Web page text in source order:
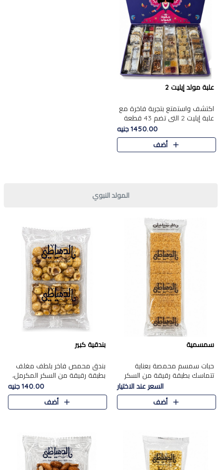
علبة مولد إيليت 2
اكتشف واستمتع بتجربة فاخرة مع
علبة إيليت 2 التي تضم 43 قطعة
تشكيلة من أرقى حلويات المولد
الشرقية المصرية الأصيلة ,معروضة
بشكل جميل في علبة أ..
1450.00 جنيه
أضف
المولد النبوي
سمسمية
حبات سمسم محمصة بعناية
تتماسك بطبقة رقيقة من السكر
المكرمل، لتقدم طعم السمسم
المميز وقرمشتة التي ارتبطت ببهجة
المولد عبر الأجيال.
السعر عند الاختيار
أضف
بندقية كبير
بندق محمص فاخر بلطف مغلف
بطبقة رقيقة من السكر المكرمل،
يجمع بين النكهة الغنية ناتي
والقرمشة الراقية المرضية في
حلوى شرقية أنيقه بطابع مميز.
140.00 جنيه
أضف